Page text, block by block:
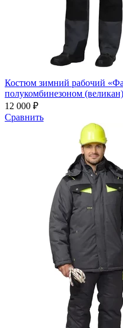
Костюм зимний рабочий
полукомбинезоном (великан)
12 000 ₽
Сравнить